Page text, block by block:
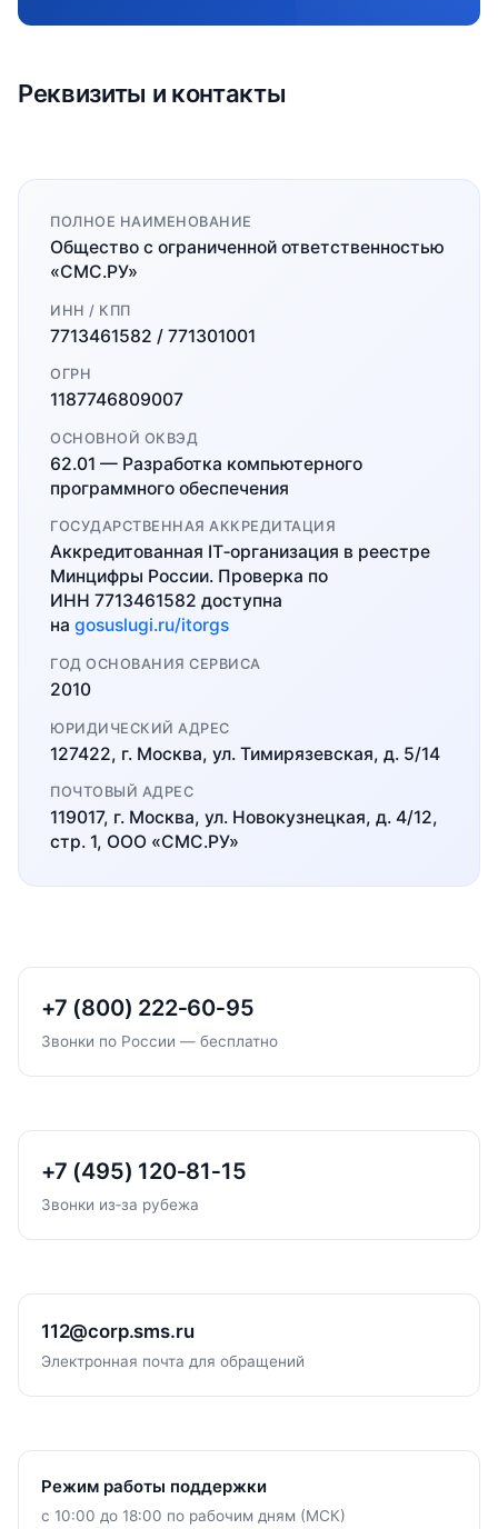
Реквизиты и контакты
ПОЛНОЕ НАИМЕНОВАНИЕ
Общество с ограниченной ответственностью
«СМС.РУ»
ИНН / КПП
7713461582 / 771301001
ОГРН
1187746809007
ОСНОВНОЙ ОКВЭД
62.01 — Разработка компьютерного
программного обеспечения
ГОСУДАРСТВЕННАЯ АККРЕДИТАЦИЯ
Аккредитованная IT‑организация в реестре
Минцифры России. Проверка по
ИНН 7713461582 доступна
на gosuslugi.ru/itorgs
ГОД ОСНОВАНИЯ СЕРВИСА
2010
ЮРИДИЧЕСКИЙ АДРЕС
127422, г. Москва, ул. Тимирязевская, д. 5/14
ПОЧТОВЫЙ АДРЕС
119017, г. Москва, ул. Новокузнецкая, д. 4/12,
стр. 1, ООО «СМС.РУ»
+7 (800) 222‑60‑95
Звонки по России — бесплатно
+7 (495) 120‑81‑15
Звонки из‑за рубежа
112@corp.sms.ru
Электронная почта для обращений
Режим работы поддержки
с 10:00 до 18:00 по рабочим дням (МСК)